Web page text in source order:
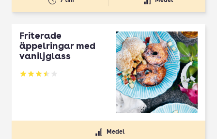
Friterade
äppelringar med
vaniljglass
Betyg: 3.51 av 5
Medel